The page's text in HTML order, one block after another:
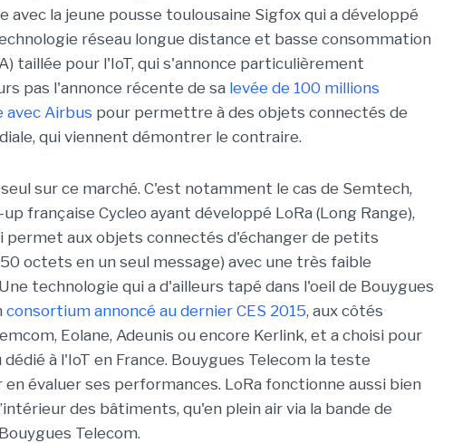
avec la jeune pousse toulousaine Sigfox qui a développé
réseau longue distance et basse consommation
taillée pour l'IoT, qui s'annonce particulièrement
pas l'annonce récente de sa levée de 100 millions
avec Airbus pour permettre à des objets connectés de
qui viennent démontrer le contraire.
sur ce marché. C'est notamment le cas de Semtech,
française Cycleo ayant développé LoRa (Long Range),
permet aux objets connectés d'échanger de petits
octets en un seul message) avec une très faible
technologie qui a d'ailleurs tapé dans l'oeil de Bouygues
consortium annoncé au dernier CES 2015, aux côtés
Eolane, Adeunis ou encore Kerlink, et a choisi pour
à l'IoT en France. Bouygues Telecom la teste
évaluer ses performances. LoRa fonctionne aussi bien
des bâtiments, qu'en plein air via la bande de
Telecom.